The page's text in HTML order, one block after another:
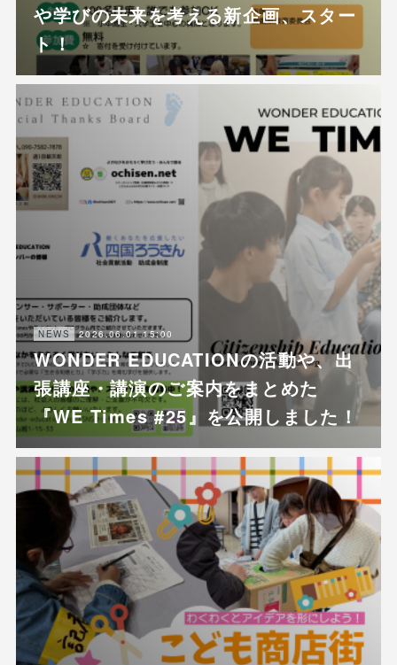
や学びの未来を考える新企画、スター
ト！
NEWS 2026.06.01 15:00
WONDER EDUCATIONの活動や、出
張講座・講演のご案内をまとめた
『WE Times #25』を公開しました！